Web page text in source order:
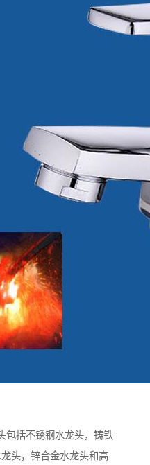
包括不锈钢水龙头，铸铁
头，锌合金水龙头和高